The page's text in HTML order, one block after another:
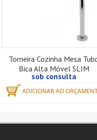
Torneira Cozinha Mesa
Bica Alta Móvel SLIM
sob consulta